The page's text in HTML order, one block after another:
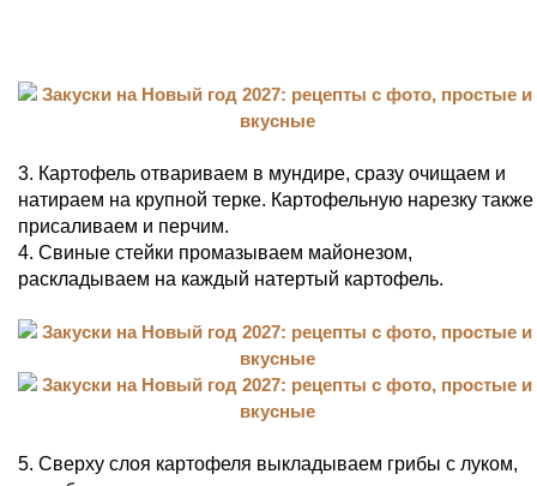
3. Картофель отвариваем в мундире, сразу очищаем и
натираем на крупной терке. Картофельную нарезку также
присаливаем и перчим.
4. Свиные стейки промазываем майонезом,
раскладываем на каждый натертый картофель.
5. Сверху слоя картофеля выкладываем грибы с луком,